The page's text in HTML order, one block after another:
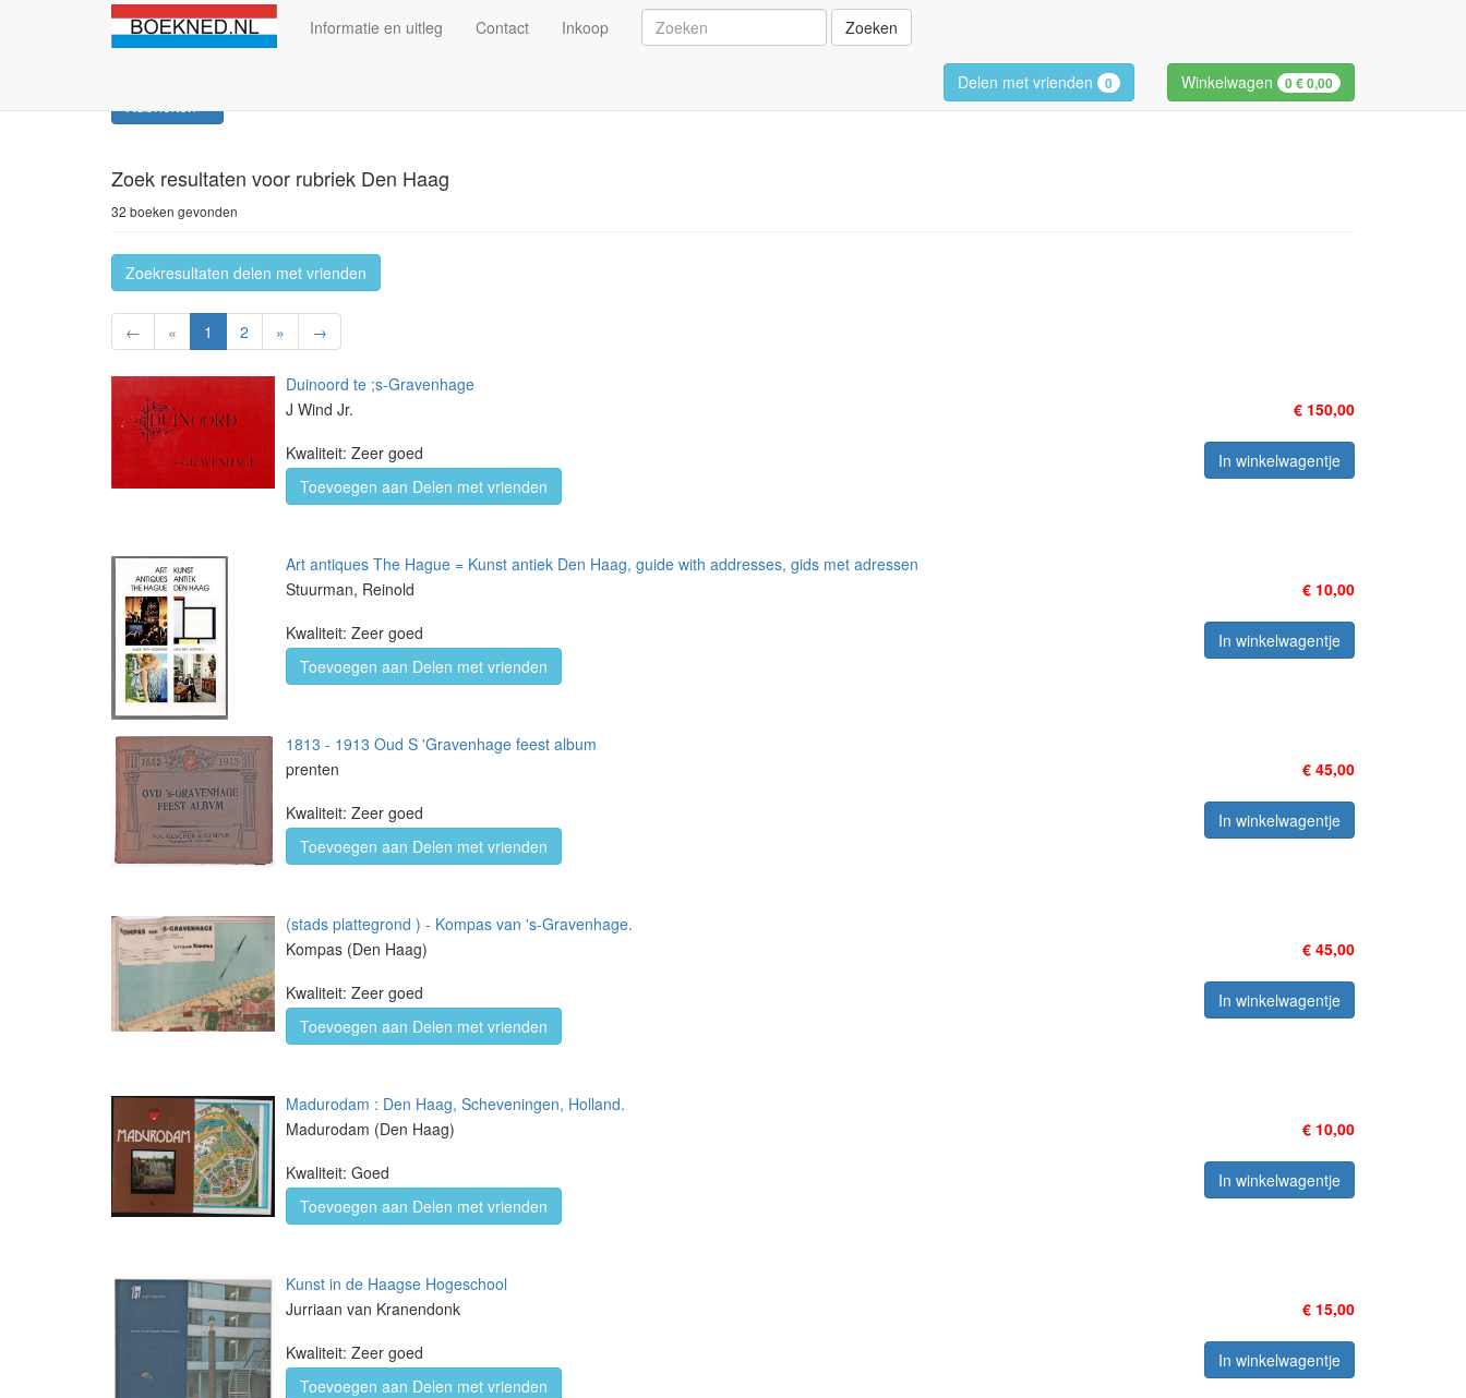
Informatie en uitleg Contact Inkoop Zoeken
Delen met vrienden 0 Winkelwagen 0€ 0,00
Rubrieken
Zoek resultaten voor rubriek Den Haag
32 boeken gevonden
Zoekresultaten delen met vrienden
← « 1 2 » →
Duinoord te ;s-Gravenhage
J Wind Jr.
€ 150,00
Kwaliteit: Zeer goed
In winkelwagentje
Toevoegen aan Delen met vrienden
Art antiques The Hague = Kunst antiek Den Haag, guide with addresses, gids met adressen
Stuurman, Reinold
€ 10,00
Kwaliteit: Zeer goed
In winkelwagentje
Toevoegen aan Delen met vrienden
1813 - 1913 Oud S 'Gravenhage feest album
prenten
€ 45,00
Kwaliteit: Zeer goed
In winkelwagentje
Toevoegen aan Delen met vrienden
(stads plattegrond ) - Kompas van 's-Gravenhage.
Kompas (Den Haag)
€ 45,00
Kwaliteit: Zeer goed
In winkelwagentje
Toevoegen aan Delen met vrienden
Madurodam : Den Haag, Scheveningen, Holland.
Madurodam (Den Haag)
€ 10,00
Kwaliteit: Goed
In winkelwagentje
Toevoegen aan Delen met vrienden
Kunst in de Haagse Hogeschool
Jurriaan van Kranendonk
€ 15,00
Kwaliteit: Zeer goed
In winkelwagentje
Toevoegen aan Delen met vrienden